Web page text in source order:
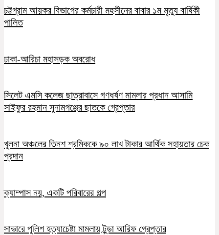
চট্টগ্রাম আয়কর বিভাগের কর্মচারী মহসীনের বাবার ১ম মৃত্যু বার্ষিকী
পালিত
ঢাকা-আরিচা মহাসড়ক অবরোধ
সিলেট এমসি কলেজ ছাত্রাবাসে গণধর্ষণ মামলার প্রধান আসামি
সাইফুর রহমান সুনামগঞ্জের ছাতকে গ্রেপ্তার
খুলনা অঞ্চলের তিনশ শ্রমিককে ৯০ লাখ টাকার আর্থিক সহায়তার চেক
প্রদান
ক্যাম্পাস নয়, একটি পরিবারের গল্প
সাভারে পুলিশ হত্যাচেষ্টা মামলায় টুন্ডা আরিফ গ্রেপ্তার